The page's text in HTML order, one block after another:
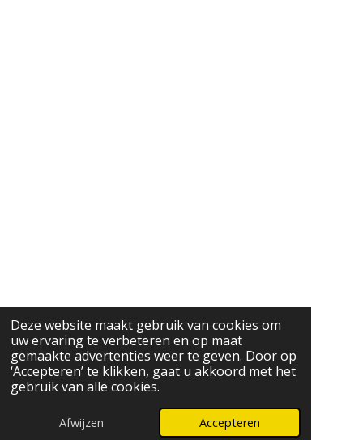
Deze website maakt gebruik van cookies om
uw ervaring te verbeteren en op maat
gemaakte advertenties weer te geven. Door op
‘Accepteren’ te klikken, gaat u akkoord met het
gebruik van alle cookies.
Afwijzen Accepteren